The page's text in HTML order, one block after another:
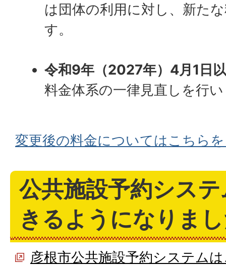
は団体の利用に対し、新た
す。
令和9年（2027年）4月1日
料金体系の一律見直しを行
変更後の料金についてはこちら
公共施設予約シス
きるようになりま
彦根市公共施設予約システム